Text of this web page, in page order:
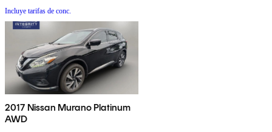
Incluye tarifas de conc.
2017 Nissan Murano Platinum
AWD